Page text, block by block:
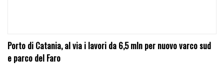
Porto di Catania, al via i lavori da 6,5 mln per nuovo varco sud
e parco del Faro